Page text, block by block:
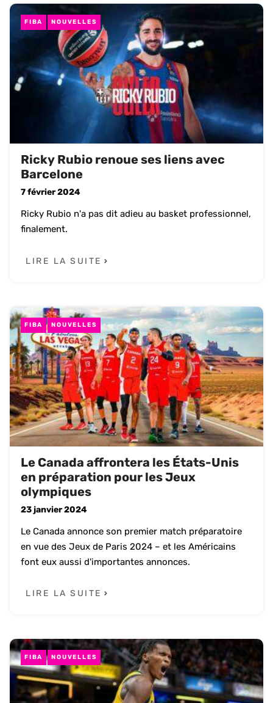
FIBA NOUVELLES
Ricky Rubio renoue ses liens avec
Barcelone
7 février 2024
Ricky Rubio n'a pas dit adieu au basket professionnel,
finalement.
LIRE LA SUITE
FIBA NOUVELLES
Le Canada affrontera les États-Unis
en préparation pour les Jeux
olympiques
23 janvier 2024
Le Canada annonce son premier match préparatoire
en vue des Jeux de Paris 2024 – et les Américains
font eux aussi d'importantes annonces.
LIRE LA SUITE
FIBA NOUVELLES